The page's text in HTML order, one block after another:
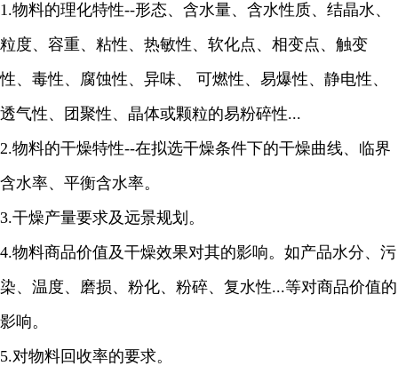
1.物料的理化特性--形态、含水量、含水性质、结晶水、
粒度、容重、粘性、热敏性、软化点、相变点、触变
性、毒性、腐蚀性、异味、 可燃性、易爆性、静电性、
透气性、团聚性、晶体或颗粒的易粉碎性...
2.物料的干燥特性--在拟选干燥条件下的干燥曲线、临界
含水率、平衡含水率。
3.干燥产量要求及远景规划。
4.物料商品价值及干燥效果对其的影响。如产品水分、污
染、温度、磨损、粉化、粉碎、复水性...等对商品价值的
影响。
5.对物料回收率的要求。